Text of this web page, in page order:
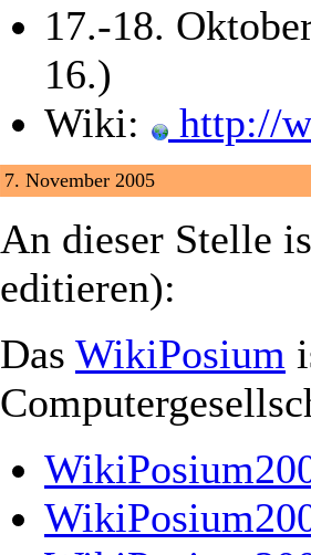
17.-18.
16.)
Wiki:
http://
7. November 2005
An dieser Stelle
editieren):
Das WikiPosium